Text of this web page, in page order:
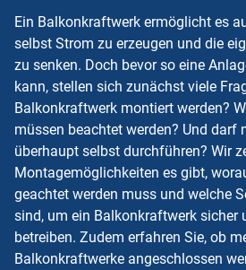
Ein Balkonkraftwerk ermöglicht es
selbst Strom zu erzeugen und die
zu senken. Doch bevor so eine
kann, stellen sich zunächst viele
Balkonkraftwerk montiert werden?
müssen beachtet werden? Und darf
überhaupt selbst durchführen? Wir
Montagemöglichkeiten es gibt,
geachtet werden muss und welche
sind, um ein Balkonkraftwerk sicher
betreiben. Zudem erfahren Sie, ob
Balkonkraftwerke angeschlossen